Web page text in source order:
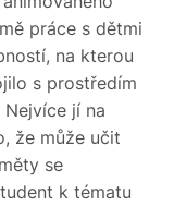
práce s dětmi
na kterou
s prostředím
jí na
že může učit
se
k tématu